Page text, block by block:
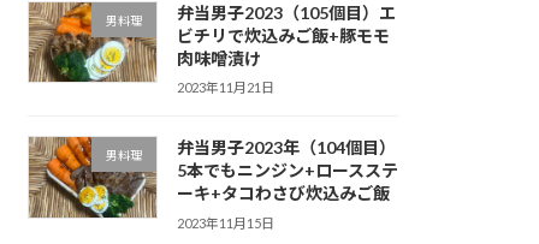
男料理
弁当男子2023（105個目）エ
ビチリで炊込みご飯+豚モモ
肉味噌漬け
2023年11月21日
男料理
弁当男子2023年（104個目）
5本でもニンジン+ロースステ
ーキ+タコわさび炊込みご飯
2023年11月15日